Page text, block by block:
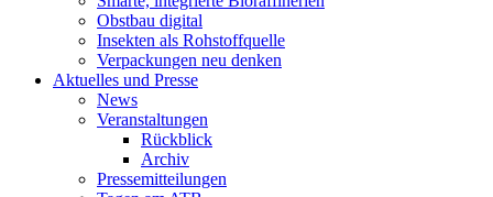
Obstbau digital
Insekten als Rohstoffquelle
Verpackungen neu denken
Aktuelles und Presse
News
Veranstaltungen
Rückblick
Archiv
Pressemitteilungen